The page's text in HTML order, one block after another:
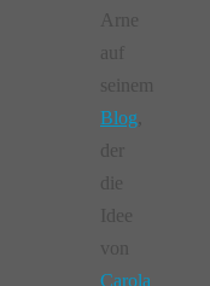
Arne
auf
seinem
Blog
der
die
Idee
von
Carola